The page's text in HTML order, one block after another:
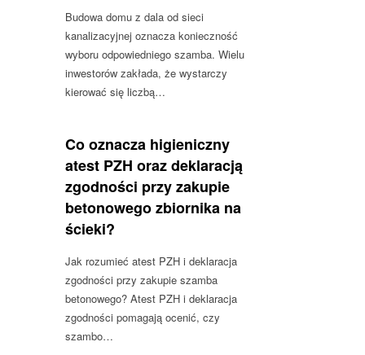
Budowa domu z dala od sieci
kanalizacyjnej oznacza konieczność
wyboru odpowiedniego szamba. Wielu
inwestorów zakłada, że wystarczy
kierować się liczbą…
Co oznacza higieniczny
atest PZH oraz deklaracją
zgodności przy zakupie
betonowego zbiornika na
ścieki?
Jak rozumieć atest PZH i deklaracja
zgodności przy zakupie szamba
betonowego? Atest PZH i deklaracja
zgodności pomagają ocenić, czy
szambo…